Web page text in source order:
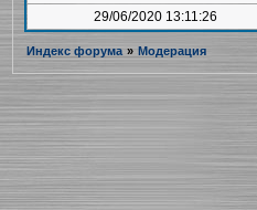
29/06/2020 13:11:26
Индекс форума » Модерация